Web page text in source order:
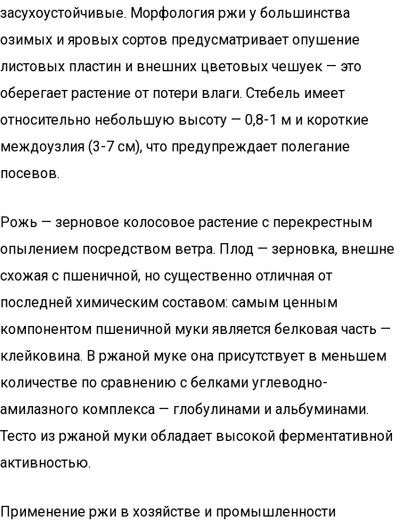
засухоустойчивые. Морфология ржи у большинства
озимых и яровых сортов предусматривает опушение
листовых пластин и внешних цветовых чешуек — это
оберегает растение от потери влаги. Стебель имеет
относительно небольшую высоту — 0,8-1 м и короткие
междоузлия (3-7 см), что предупреждает полегание
посевов.
Рожь — зерновое колосовое растение с перекрестным
опылением посредством ветра. Плод — зерновка, внешне
схожая с пшеничной, но существенно отличная от
последней химическим составом: самым ценным
компонентом пшеничной муки является белковая часть —
клейковина. В ржаной муке она присутствует в меньшем
количестве по сравнению с белками углеводно-
амилазного комплекса — глобулинами и альбуминами.
Тесто из ржаной муки обладает высокой ферментативной
активностью.
Применение ржи в хозяйстве и промышленности